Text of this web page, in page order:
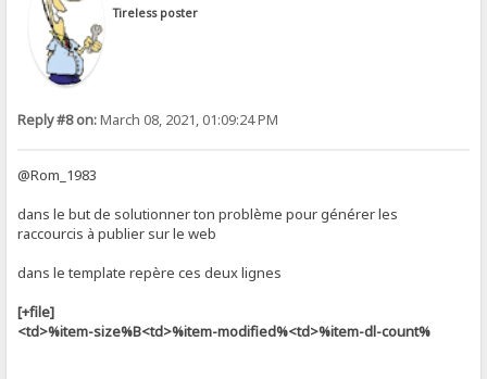
Tireless poster
Reply #8 on:March 08, 2021, 01:09:24 PM
@Rom_1983
dans le but de solutionner ton problème pour générer les
raccourcis à publier sur le web
dans le template repère ces deux lignes
[+file]
<td>%item-size%B<td>%item-modified%<td>%item-dl-count%